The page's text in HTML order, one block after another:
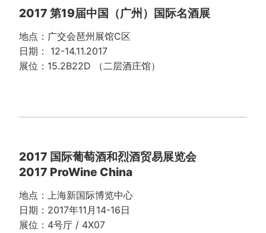
2017 第19届中国（广州）国际名酒展
地点：广交会琶州展馆C区
日期： 12-14.11.2017
展位：15.2B22D （二层酒庄馆）
2017 国际葡萄酒和烈酒贸易展览会
2017 ProWine China
地点：上海新国际博览中心
日期：2017年11月14-16日
展位：4号厅 / 4X07